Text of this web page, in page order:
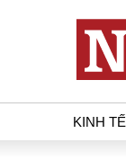
KINH TẾ